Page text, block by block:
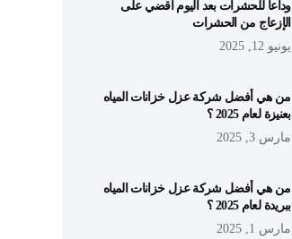
وداعا للحشرات بعد اليوم اقضي على
الإزعاج من الحشرات
يونيو 12, 2025
من هي أفضل شركة عزل خزانات المياه
بعنيزة لعام 2025 ؟
مارس 3, 2025
من هي أفضل شركة عزل خزانات المياه
ببريدة لعام 2025 ؟
مارس 1, 2025